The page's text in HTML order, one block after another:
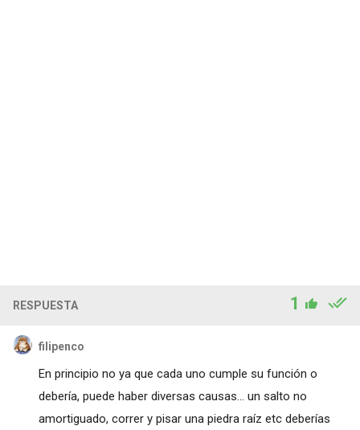
RESPUESTA 1
filipenco
En principio no ya que cada uno cumple su función o
debería, puede haber diversas causas... un salto no
amortiguado, correr y pisar una piedra raíz etc deberías